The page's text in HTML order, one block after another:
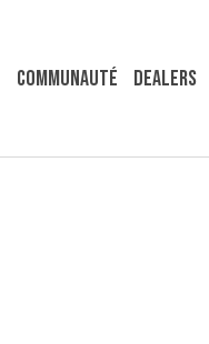
COMMUNAUTÉ Dealers